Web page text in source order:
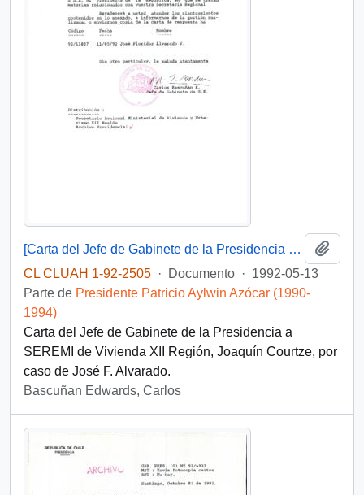
[Carta del Jefe de Gabinete de la Presidencia a SEREMI de Vivienda XII Región]
CL CLUAH 1-92-2505 · Documento · 1992-05-13
Parte de Presidente Patricio Aylwin Azócar (1990-
1994)
Carta del Jefe de Gabinete de la Presidencia a
SEREMI de Vivienda XII Región, Joaquín Courtze, por
caso de José F. Alvarado.
Bascuñan Edwards, Carlos